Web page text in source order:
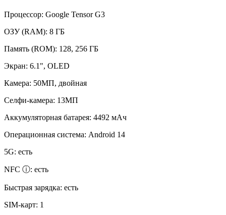
Процессор: Google Tensor G3
ОЗУ (RAM): 8 ГБ
Память (ROM): 128, 256 ГБ
Экран: 6.1", OLED
Камера: 50МП, двойная
Селфи-камера: 13МП
Аккумуляторная батарея: 4492 мАч
Операционная система: Android 14
5G: есть
NFC ⓘ: есть
Быстрая зарядка: есть
SIM-карт: 1